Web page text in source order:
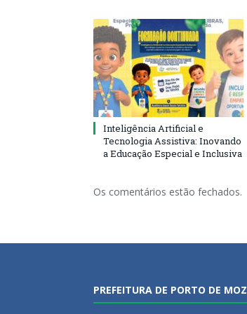
Inteligência Artificial e
Tecnologia Assistiva: Inovando
a Educação Especial e Inclusiva
Os comentários estão fechados.
PREFEITURA DE PORTO DE MOZ